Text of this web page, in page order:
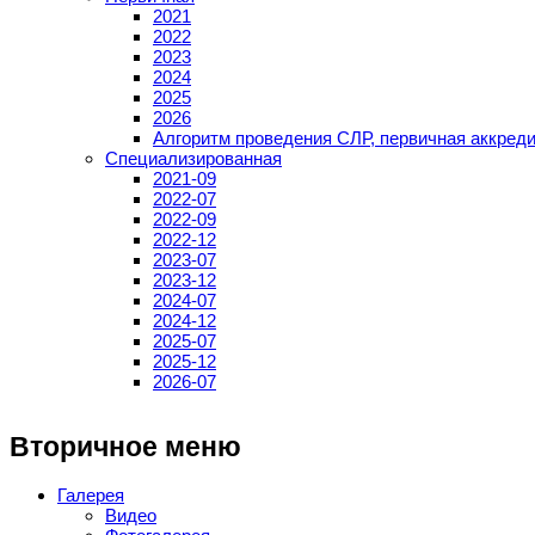
2021
2022
2023
2024
2025
2026
Алгоритм проведения СЛР, первичная
Специализированная
2021-09
2022-07
2022-09
2022-12
2023-07
2023-12
2024-07
2024-12
2025-07
2025-12
2026-07
Вторичное меню
Галерея
Видео